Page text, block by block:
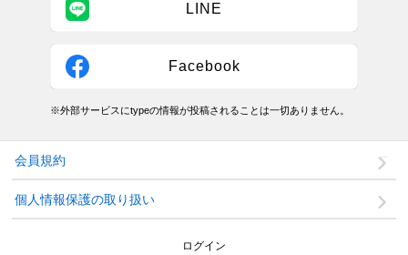
LINE
Facebook
※外部サービスにtypeの情報が投稿されることは一切ありません。
会員規約
個人情報保護の取り扱い
ログイン